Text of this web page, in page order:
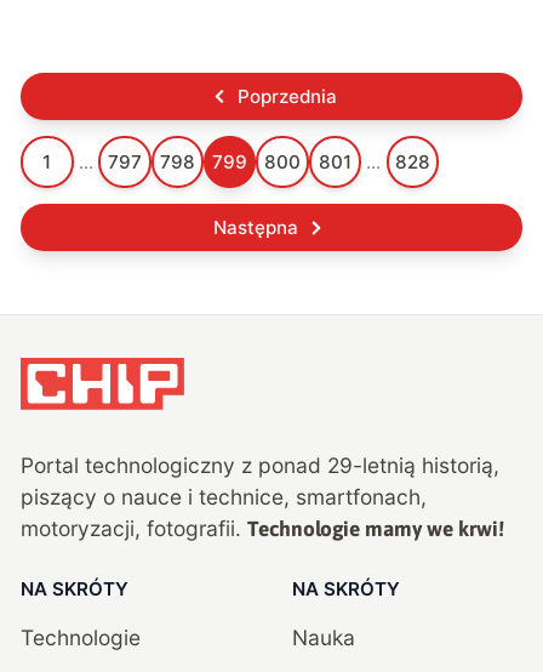
Poprzednia
1 ... 797 798 799 800 801 ... 828
Następna
Portal technologiczny z ponad 29-letnią historią,
piszący o nauce i technice, smartfonach,
motoryzacji, fotografii. Technologie mamy we krwi!
NA SKRÓTY
Technologie
NA SKRÓTY
Nauka